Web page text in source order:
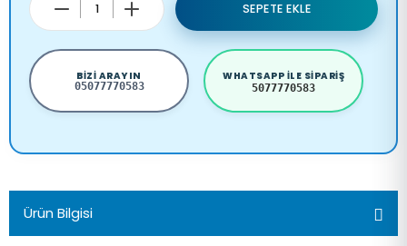
SEPETE EKLE
BIZI ARAYIN
05077770583
WHATSAPP ILE SIPARIŞ
5077770583
Ürün Bilgisi